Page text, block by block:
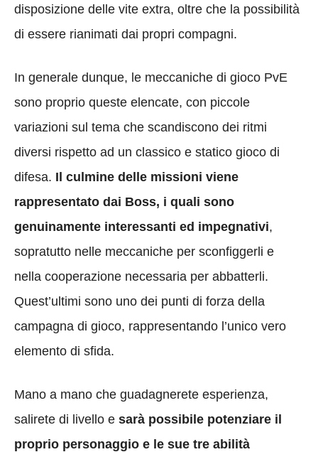
disposizione delle vite extra, oltre che la possibilità
di essere rianimati dai propri compagni.
In generale dunque, le meccaniche di gioco PvE
sono proprio queste elencate, con piccole
variazioni sul tema che scandiscono dei ritmi
diversi rispetto ad un classico e statico gioco di
difesa. Il culmine delle missioni viene
rappresentato dai Boss, i quali sono
genuinamente interessanti ed impegnativi,
sopratutto nelle meccaniche per sconfiggerli e
nella cooperazione necessaria per abbatterli.
Quest’ultimi sono uno dei punti di forza della
campagna di gioco, rappresentando l’unico vero
elemento di sfida.
Mano a mano che guadagnerete esperienza,
salirete di livello e sarà possibile potenziare il
proprio personaggio e le sue tre abilità